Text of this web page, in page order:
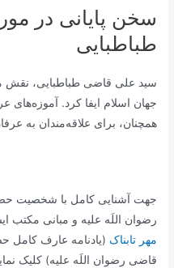
سخن پایانی در
طباطبایی
سید علی قاضی طباطبایی، نقش
جهان اسلام ایفا کرد.
همچنان، برای علاقه‌مندان به
جهت آشنایی کامل با شخصیت
رضوان اللَه علیه و مبانی مکتب
مهر تابناک (يادنامه عارف کامل
قاضی رضوان اللَه علیه) کلیک